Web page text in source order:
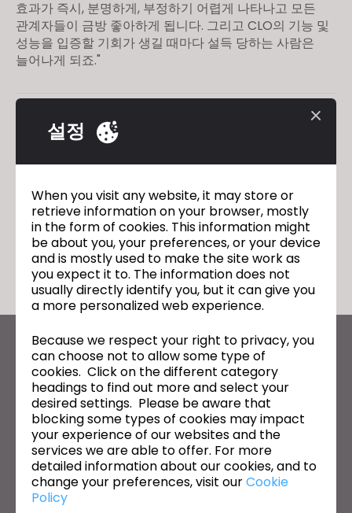
효과가 즉시, 분명하게, 부정하기 어렵게 나타나고 모든
관계자들이 금방 좋아하게 됩니다. 그리고 CLO의 기능 및
성능을 입증할 기회가 생길 때마다 설득 당하는 사람은
늘어나게 되죠."
이전 Hazzys
다음 Falconeri
돌아가기
CLO의 최신 정보
뉴스, 프로모션, 리소스 및 다양한 소식을 확인하세요.
이메일 주소
General Terms of Use,CLO Additional Terms,Privacy Policy
동의합니다.
한국어
설정
When you visit any website, it may store or
retrieve information on your browser, mostly
in the form of cookies. This information might
be about you, your preferences, or your device
and is mostly used to make the site work as
you expect it to. The information does not
usually directly identify you, but it can give you
a more personalized web experience.
Because we respect your right to privacy, you
can choose not to allow some type of
cookies. Click on the different category
headings to find out more and select your
desired settings. Please be aware that
blocking some types of cookies may impact
your experience of our websites and the
services we are able to offer. For more
detailed information about our cookies, and to
change your preferences, visit ourCookie
Policy